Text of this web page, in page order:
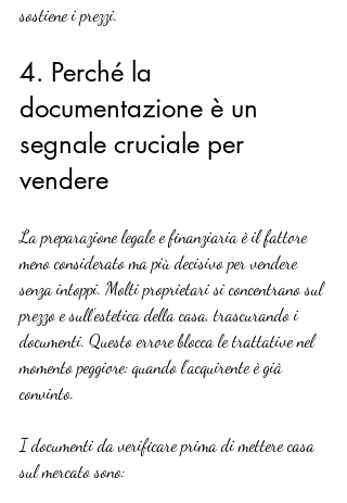
sostiene i prezzi.
4. Perché la
documentazione è un
segnale cruciale per
vendere
La preparazione legale e finanziaria è il fattore
meno considerato ma più decisivo per vendere
senza intoppi. Molti proprietari si concentrano sul
prezzo e sull’estetica della casa, trascurando i
documenti. Questo errore blocca le trattative nel
momento peggiore: quando l’acquirente è già
convinto.
I documenti da verificare prima di mettere casa
sul mercato sono: